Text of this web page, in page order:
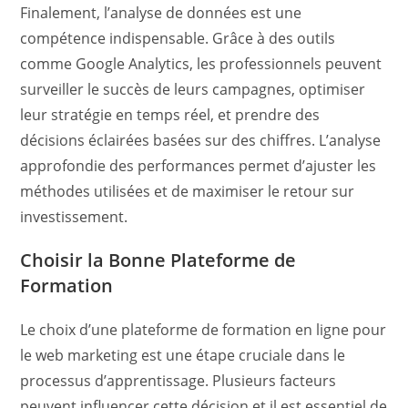
Finalement, l’analyse de données est une
compétence indispensable. Grâce à des outils
comme Google Analytics, les professionnels peuvent
surveiller le succès de leurs campagnes, optimiser
leur stratégie en temps réel, et prendre des
décisions éclairées basées sur des chiffres. L’analyse
approfondie des performances permet d’ajuster les
méthodes utilisées et de maximiser le retour sur
investissement.
Choisir la Bonne Plateforme de
Formation
Le choix d’une plateforme de formation en ligne pour
le web marketing est une étape cruciale dans le
processus d’apprentissage. Plusieurs facteurs